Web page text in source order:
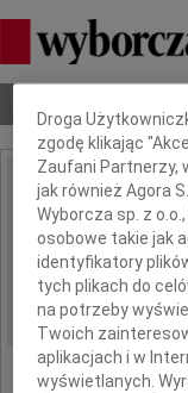
IMIĘ I NAZWISKO:
REGION:
DATA EMISJI:
Dbamy o Twoją
Droga
zgodę klikając
Zaufani Partnerzy,
jak również Agora
Wyborcza sp. z
osobowe takie jak
identyfikatory
tych plikach do
na potrzeby
Twoich
aplikacjach i w
wyświetlanych.